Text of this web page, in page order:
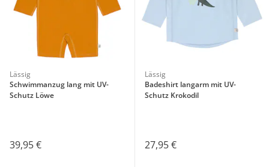
Lässig
Schwimmanzug lang mit UV-
Schutz Löwe
39,95 €
Lässig
Badeshirt langarm mit UV-
Schutz Krokodil
27,95 €